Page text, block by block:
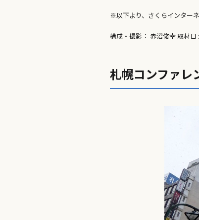
※以下より、さくらインター
構成・撮影： 赤沼俊幸 取材日
札幌コンファレ